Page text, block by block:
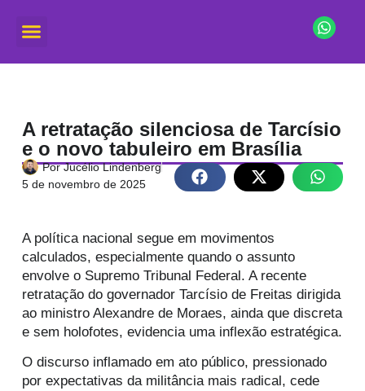
A retratação silenciosa de Tarcísio
e o novo tabuleiro em Brasília
PorJucélio Lindenberg
5 de novembro de 2025
A política nacional segue em movimentos
calculados, especialmente quando o assunto
envolve o Supremo Tribunal Federal. A recente
retratação do governador Tarcísio de Freitas dirigida
ao ministro Alexandre de Moraes, ainda que discreta
e sem holofotes, evidencia uma inflexão estratégica.
O discurso inflamado em ato público, pressionado
por expectativas da militância mais radical, cede